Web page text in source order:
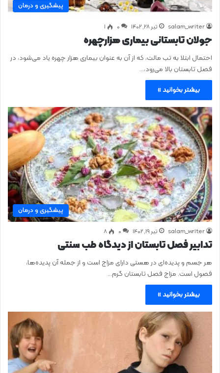
پیشگیری و درمان
salam_writer تیر ۲۸, ۱۴۰۲ 0 ۱
جولان تابستانی بیماری هزارچهره
احتمال ابتلا به تب مالت، که از آن به عنوان بیماری هزار چهره یاد می‌شود، در
فصل تابستان بالا می‌رود،…
بیشتر بخوانید »
پیشگیری و درمان
salam_writer تیر ۱۹, ۱۴۰۲ 0 ۸
تدابیر فصل تابستان از دیدگاه طب سنتی
هر جسم و پدیده‌ای در هستی دارای مزاج است و از جمله آن پدیده‌ها،
فصول است. مزاج فصل تابستان گرم…
بیشتر بخوانید »